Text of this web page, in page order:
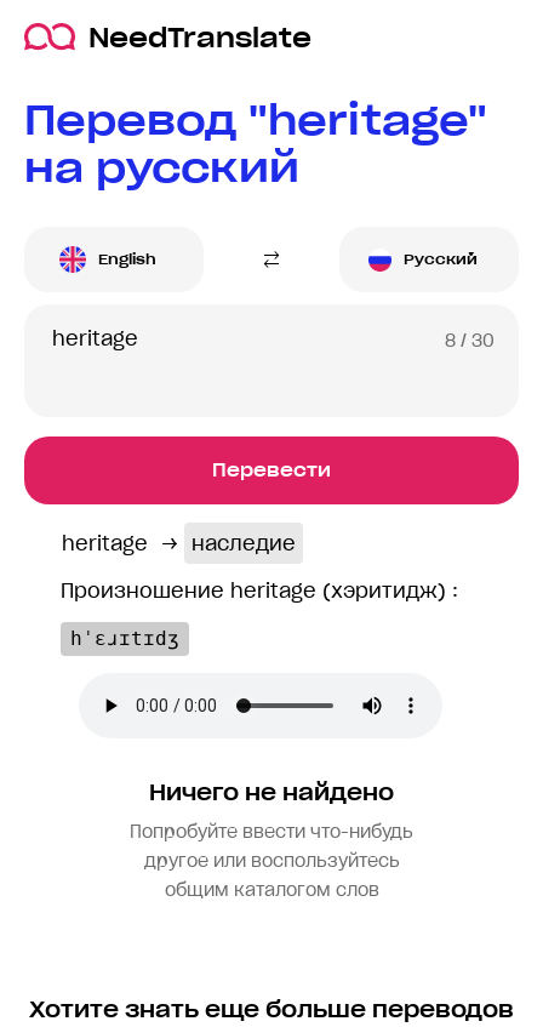
NeedTranslate
Перевод "heritage"
на русский
English Русский
8 / 30
Перевести
heritage →
наследие
Произношение heritage (хэритидж) :
hˈɛɹɪtɪdʒ
Ничего не найдено
Попробуйте ввести что-нибудь
другое или воспользуйтесь
общим каталогом слов
Хотите знать еще больше переводов